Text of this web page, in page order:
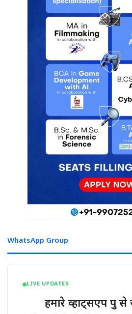
WhatsApp Group
LIVE UPDATES
हमारे व्हाट्सएप ग्रुप